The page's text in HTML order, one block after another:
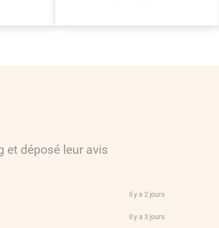
et déposé leur avis
Il y a 2 jours
Il y a 3 jours